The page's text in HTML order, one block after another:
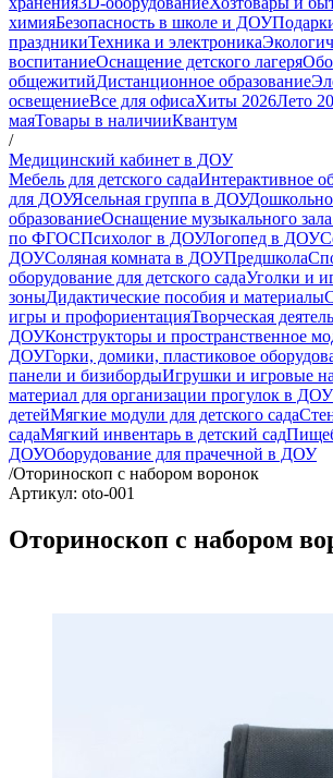
химияБезопасность в школе и ДОУ
праздникиТехника и электроника
воспитаниеОснащение детского лагеря
общежитийДистанционное образование
освещениеВсе для офисаХиты 2026Лето
маяТовары в наличииКвантум
/
Медицинский кабинет в ДОУ
Мебель для детского садаИнтерактивное
для ДОУЯсельная группа в ДОУ
образованиеОснащение музыкального
по ФГОСПсихолог в ДОУЛогопед в ДОУ
ДОУСоляная комната в ДОУПредшкола
оборудование для детского садаУголки и
зоныДидактические пособия и материалы
игры и профориентацияТворческая
ДОУКонструкторы и пространственное
ДОУГорки, домики, пластиковое
панели и бизибордыИгрушки и игровые
материал для организации прогулок в ДОУ
детейМягкие модули для детского сада
садаМягкий инвентарь в детский сад
ДОУОборудование для прачечной в ДОУ
/Оториноскоп с набором воронок
Артикул: oto-001
Оториноскоп с набором